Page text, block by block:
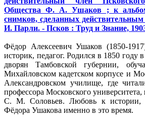
Общества Ф. А. Ушаков ; к
снимков, сделанных
И. Парли. - Псков : Труд и Знание,
Фёдор Алексеевич Ушаков (1850-
историк, педагог. Родился в 1850 году
дворян Тамбовской губернии,
Михайловском кадетском корпусе и
Александровском училище, где
профессора Московского
С. М. Соловьев. Любовь к истории,
Фёдора Ушакова именно в это время.